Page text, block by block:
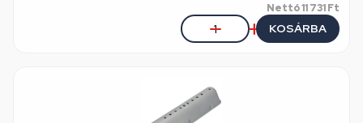
Nettó11 731 Ft
KOSÁRBA